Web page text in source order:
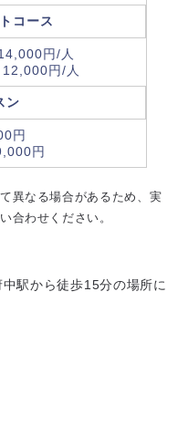
コース
円/人
12,000円/人
ン
円
円
異なる場合があるため、実
合わせください。
駅から徒歩15分の場所に